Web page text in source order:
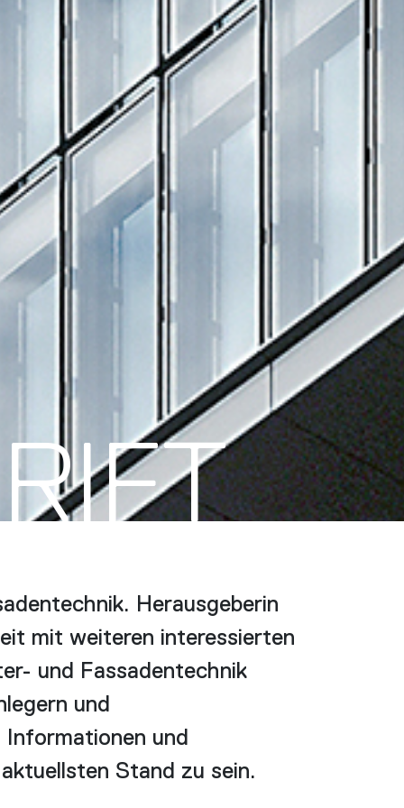
Herausgeberin
mit weiteren interessierten
und Fassadentechnik
und
und
Stand zu sein.